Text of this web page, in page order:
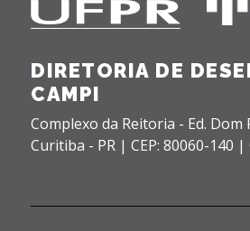
DIRETORIA DE
CAMPI
Complexo da Reitoria - Ed. Dom
Curitiba - PR | CEP: 80060-140 |